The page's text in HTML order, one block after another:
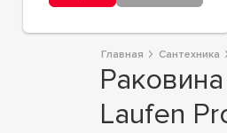
Главная Сантехника
Раковина 105х48см, 1 отв. д/смес., устан. на мебель, LaufenProA ZZ Laufen
Laufen